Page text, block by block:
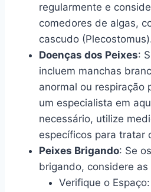
regularmente e
comedores de algas,
cascudo
Doenças dos Peixes:
incluem manchas
anormal ou respiração
um especialista em
necessário, utilize
específicos para tratar
Peixes Brigando: Se
brigando, considere
Verifique o